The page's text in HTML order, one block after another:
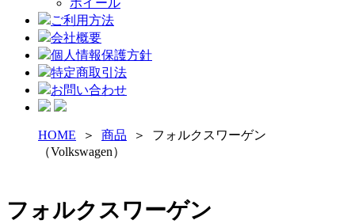
ご利用方法
会社概要
個人情報保護方針
特定商取引法
お問い合わせ
HOME ＞ 商品 ＞ フォルクスワーゲン
（Volkswagen）
フォルクスワーゲン